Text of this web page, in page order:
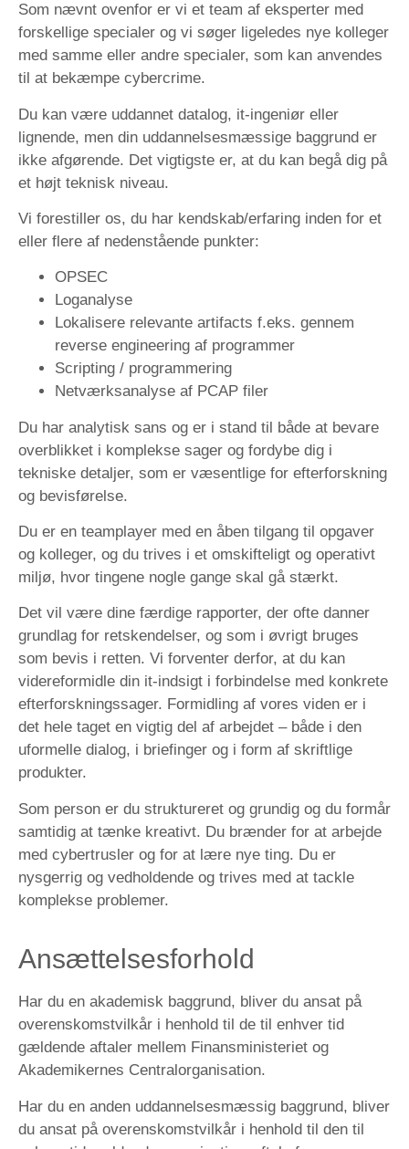
Som nævnt ovenfor er vi et team af eksperter med
forskellige specialer og vi søger ligeledes nye kolleger
med samme eller andre specialer, som kan anvendes
til at bekæmpe cybercrime.
Du kan være uddannet datalog, it-ingeniør eller
lignende, men din uddannelsesmæssige baggrund er
ikke afgørende. Det vigtigste er, at du kan begå dig på
et højt teknisk niveau.
Vi forestiller os, du har kendskab/erfaring inden for et
eller flere af nedenstående punkter:
OPSEC
Loganalyse
Lokalisere relevante artifacts f.eks. gennem
reverse engineering af programmer
Scripting / programmering
Netværksanalyse af PCAP filer
Du har analytisk sans og er i stand til både at bevare
overblikket i komplekse sager og fordybe dig i
tekniske detaljer, som er væsentlige for efterforskning
og bevisførelse.
Du er en teamplayer med en åben tilgang til opgaver
og kolleger, og du trives i et omskifteligt og operativt
miljø, hvor tingene nogle gange skal gå stærkt.
Det vil være dine færdige rapporter, der ofte danner
grundlag for retskendelser, og som i øvrigt bruges
som bevis i retten. Vi forventer derfor, at du kan
videreformidle din it-indsigt i forbindelse med konkrete
efterforskningssager. Formidling af vores viden er i
det hele taget en vigtig del af arbejdet – både i den
uformelle dialog, i briefinger og i form af skriftlige
produkter.
Som person er du struktureret og grundig og du formår
samtidig at tænke kreativt. Du brænder for at arbejde
med cybertrusler og for at lære nye ting. Du er
nysgerrig og vedholdende og trives med at tackle
komplekse problemer.
Ansættelsesforhold
Har du en akademisk baggrund, bliver du ansat på
overenskomstvilkår i henhold til de til enhver tid
gældende aftaler mellem Finansministeriet og
Akademikernes Centralorganisation.
Har du en anden uddannelsesmæssig baggrund, bliver
du ansat på overenskomstvilkår i henhold til den til